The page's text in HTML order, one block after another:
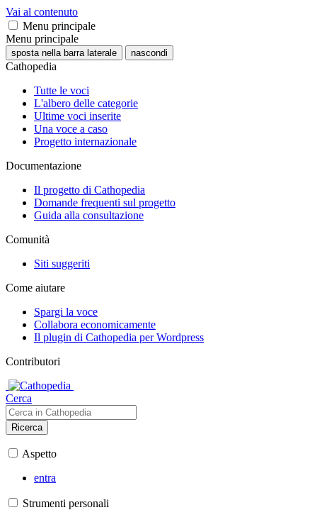
Vai al contenuto
Menu principale
Menu principale
sposta nella barra laterale nascondi
Cathopedia
Tutte le voci
L'albero delle categorie
Ultime voci inserite
Una voce a caso
Progetto internazionale
Documentazione
Il progetto di Cathopedia
Domande frequenti sul progetto
Guida alla consultazione
Comunità
Siti suggeriti
Come aiutare
Spargi la voce
Collabora economicamente
Il plugin di Cathopedia per Wordpress
Contributori
Cerca
Ricerca
Aspetto
entra
Strumenti personali